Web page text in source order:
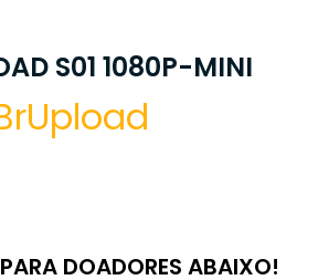
S01 1080P-MINI
DOADORES ABAIXO!